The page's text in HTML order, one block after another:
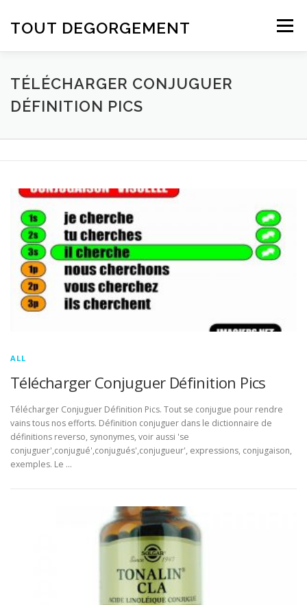
TOUT DEGORGEMENT Menu
TÉLÉCHARGER CONJUGUER
DÉFINITION PICS
ALL
Télécharger Conjuguer Définition Pics
Télécharger Conjuguer Définition Pics. Tout se conjugue pour rendre
vains tous nos efforts. Définition conjuguer dans le dictionnaire de
définitions reverso, synonymes, voir aussi 'se
conjuguer',conjugué',conjugués',conjugueur', expressions, conjugaison,
exemples. Le …